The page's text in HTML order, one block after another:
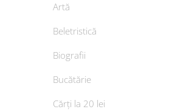
Artă
Beletristică
Biografii
Bucătărie
Cărți la 20 lei